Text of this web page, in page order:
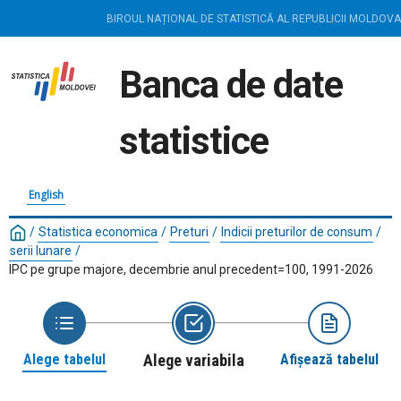
BIROUL NAȚIONAL DE STATISTICĂ AL REPUBLICII MOLDOVA
Banca de date
statistice
English
/ Statistica economica / Preturi / Indicii preturilor de consum /
serii lunare /
IPC pe grupe majore, decembrie anul precedent=100, 1991-2026
Alege tabelul Alege variabila Afișează tabelul